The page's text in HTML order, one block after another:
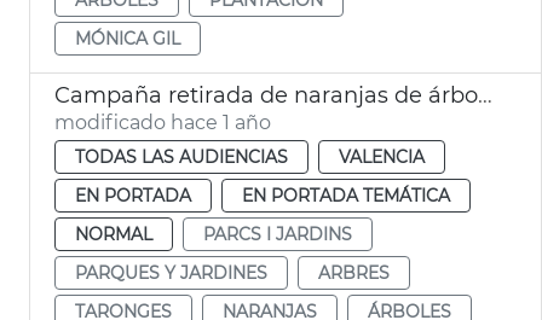
MÓNICA GIL
Campaña retirada de naranjas de árboles ornamentales
modificado hace 1 año
TODAS LAS AUDIENCIAS
VALENCIA
EN PORTADA
EN PORTADA TEMÁTICA
NORMAL
PARCS I JARDINS
PARQUES Y JARDINES
ARBRES
TARONGES
NARANJAS ÁRBOLES